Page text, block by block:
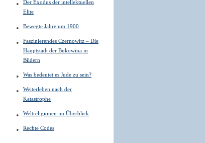
Der Exodus der intellektuellen
Elite
Bewegte Jahre um 1900
Faszinierendes Czernowitz – Die
Hauptstadt der Bukowina in
Bildern
Was bedeutet es Jude zu sein?
Weiterleben nach der
Katastrophe
Weltreligionen im Überblick
Rechte Codes